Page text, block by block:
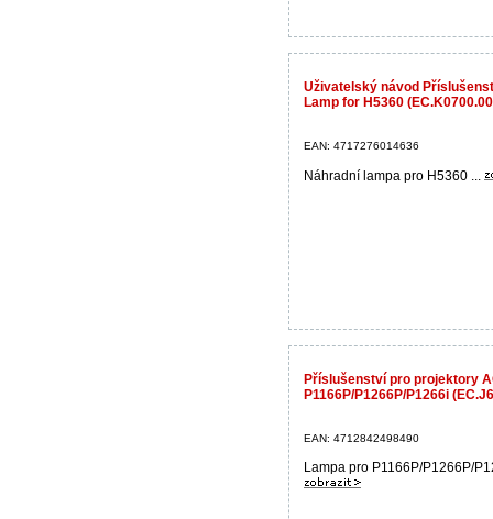
Uživatelský návod
Lamp for H5360
EAN: 4717276014636
Náhradní lampa pro H5360 ...
Příslušenství pro projektory
P1166P/P1266P/P1266i
EAN: 4712842498490
Lampa pro P1166P/P1266P/